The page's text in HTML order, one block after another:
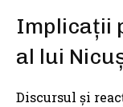
Implicații
al lui
Discursul și